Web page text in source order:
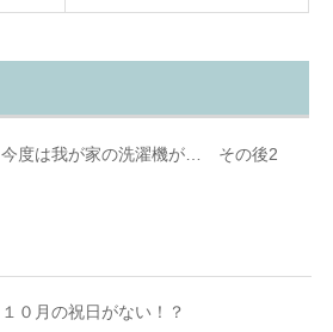
今度は我が家の洗濯機が… その後2
１０月の祝日がない！？